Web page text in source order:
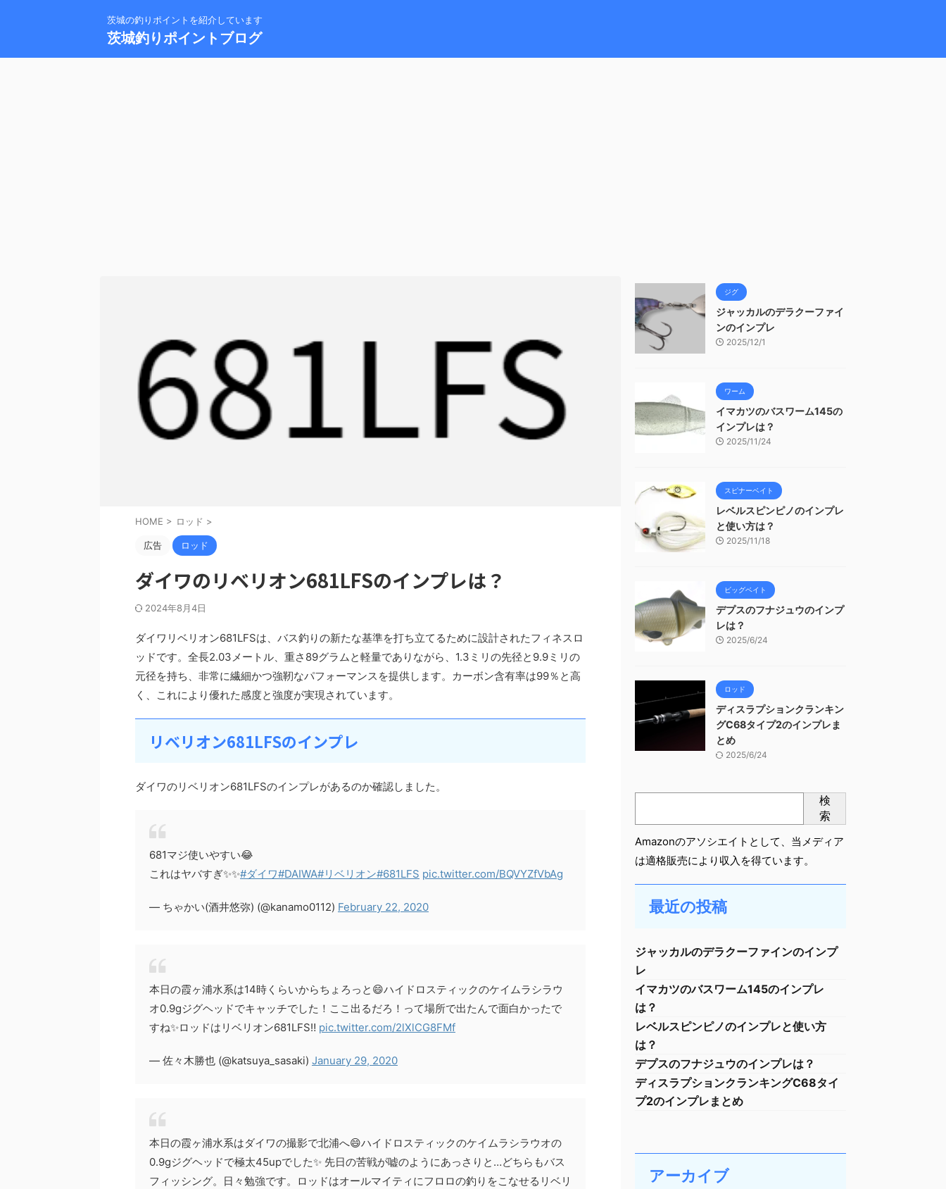
茨城の釣りポイントを紹介しています
茨城釣りポイントブログ
HOME > ロッド >
広告 ロッド
ダイワのリベリオン681LFSのインプレは？
2024年8月4日
ダイワリベリオン681LFSは、バス釣りの新たな基準を打ち立てるために設計されたフィネスロ
ッドです。全長2.03メートル、重さ89グラムと軽量でありながら、1.3ミリの先径と9.9ミリの
元径を持ち、非常に繊細かつ強靭なパフォーマンスを提供します。カーボン含有率は99％と高
く、これにより優れた感度と強度が実現されています。
リベリオン681LFSのインプレ
ダイワのリベリオン681LFSのインプレがあるのか確認しました。
681マジ使いやすい😂
これはヤバすぎ✨✨#ダイワ#DAIWA#リベリオン#681LFS pic.twitter.com/BQVYZfVbAg
— ちゃかい(酒井悠弥) (@kanamo0112) February 22, 2020
本日の霞ヶ浦水系は14時くらいからちょろっと😄ハイドロスティックのケイムラシラウ
オ0.9gジグヘッドでキャッチでした！ここ出るだろ！って場所で出たんで面白かったで
すね✨ロッドはリベリオン681LFS‼️ pic.twitter.com/2lXlCG8FMf
— 佐々木勝也 (@katsuya_sasaki) January 29, 2020
本日の霞ヶ浦水系はダイワの撮影で北浦へ😄ハイドロスティックのケイムラシラウオの
0.9gジグヘッドで極太45upでした✨ 先日の苦戦が嘘のようにあっさりと…どちらもバス
フィッシング。日々勉強です。ロッドはオールマイティにフロロの釣りをこなせるリベリ
ジグ
ジャッカルのデラクーファイ
ンのインプレ
2025/12/1
ワーム
イマカツのバスワーム145の
インプレは？
2025/11/24
スピナーベイト
レベルスピンピノのインプレ
と使い方は？
2025/11/18
ビッグベイト
デプスのフナジュウのインプ
レは？
2025/6/24
ロッド
ディスラプションクランキン
グC68タイプ2のインプレま
とめ
2025/6/24
検
索
Amazonのアソシエイトとして、当メディア
は適格販売により収入を得ています。
最近の投稿
ジャッカルのデラクーファインのインプ
レ
イマカツのバスワーム145のインプレ
は？
レベルスピンピノのインプレと使い方
は？
デプスのフナジュウのインプレは？
ディスラプションクランキングC68タイ
プ2のインプレまとめ
アーカイブ